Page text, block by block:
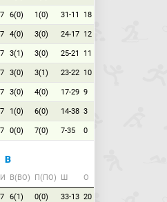
7 6(0) 1(0) 31-11 18
7 4(0) 3(0) 24-17 12
7 3(1) 3(0) 25-21 11
7 3(0) 3(1) 23-22 10
7 3(0) 4(0) 17-29 9
7 1(0) 6(0) 14-38 3
7 0(0) 7(0) 7-35 0
B
И В(ВО) П(ПО) Ш О
7 6(1) 0(0) 33-13 20